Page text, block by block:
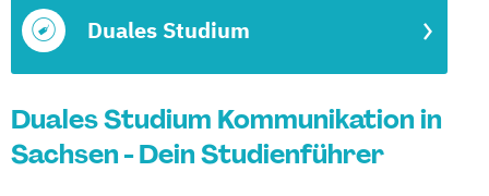
Duales Studium
Duales Studium Kommunikation in
Sachsen - Dein Studienführer